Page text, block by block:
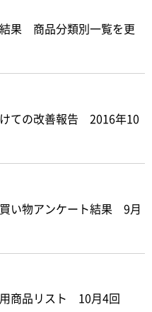
果 商品分類別一覧を更
ての改善報告 2016年10
い物アンケート結果 9月
商品リスト 10月4回